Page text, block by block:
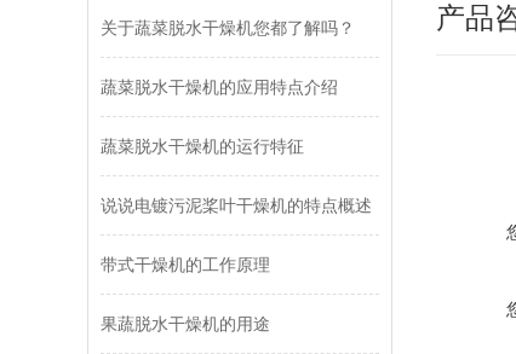
关于蔬菜脱水干燥机您都了解吗？
蔬菜脱水干燥机的应用特点介绍
蔬菜脱水干燥机的运行特征
说说电镀污泥桨叶干燥机的特点概述
带式干燥机的工作原理
果蔬脱水干燥机的用途
产品